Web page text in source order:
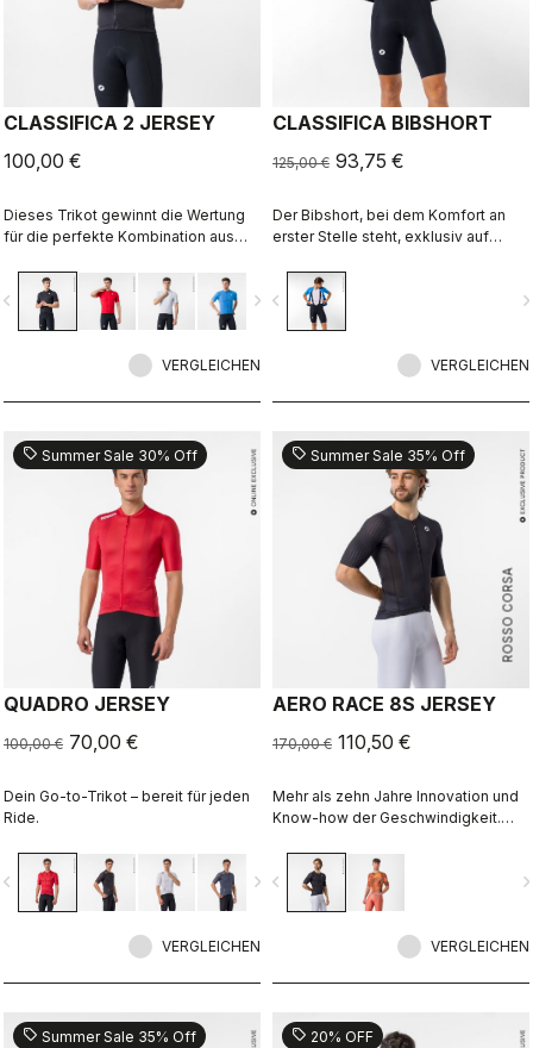
CLASSIFICA 2 JERSEY
100,00 €
Dieses Trikot gewinnt die Wertung
für die perfekte Kombination aus
Performance. Der cross-gefärbte
Micro-Piqué-Stoff sorgt für Komfort
und einen raffinierten Look. Ein
gern unterwegs bist.
navigate_next
VERGLEICHEN
CLASSIFICA BIBSHORT
125,00 € 93,75 €
Der Bibshort, bei dem Komfort an
erster Stelle steht, exklusiv auf
navigate_before
VERGLEICHEN
sell Summer Sale 30% Off
QUADRO JERSEY
100,00 € 70,00 €
Dein Go-to-Trikot – bereit für jeden
Ride.
navigate_next
VERGLEICHEN
ROSSO CORSA
sell Summer Sale 35% Off
AERO RACE 8S JERSEY
170,00 € 110,50 €
Mehr als zehn Jahre Innovation und
Know-how der Geschwindigkeit.
noch schneller.
navigate_before
VERGLEICHEN
sell Summer Sale 35% Off sell 20% OFF